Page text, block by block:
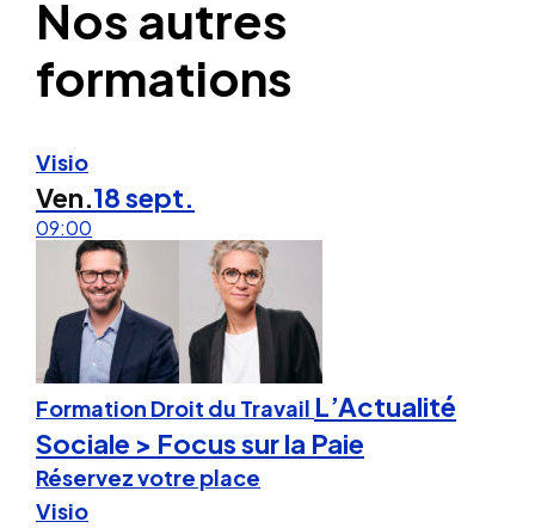
Nos autres
formations
Visio
Ven.18 sept.
09:00
Formation Droit du Travail L’Actualité
Sociale > Focus sur la Paie
Réservez votre place
Visio